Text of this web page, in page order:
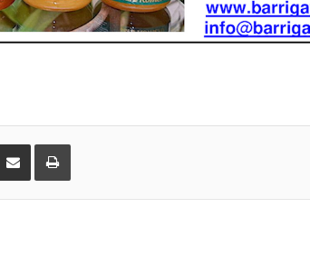
Compartir por correo electrónicoImprimir